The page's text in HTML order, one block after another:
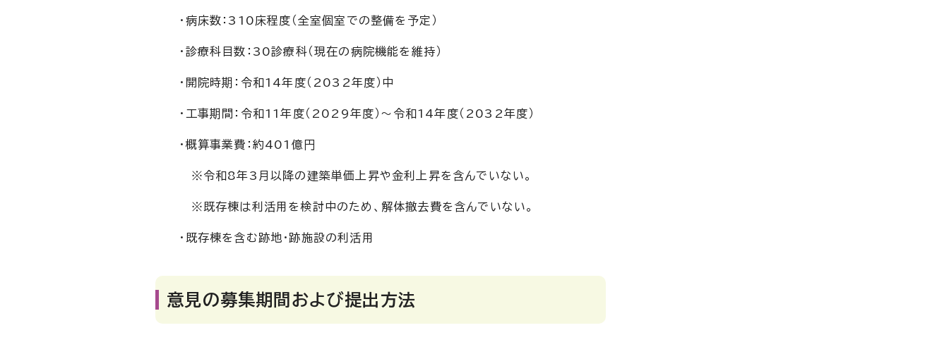
・病床数：310床程度（全室個室での整備を予定）
・診療科目数：30診療科（現在の病院機能を維持）
・開院時期：令和14年度（2032年度）中
・工事期間：令和11年度（2029年度）～令和14年度（2032年度）
・概算事業費：約401億円
※令和8年3月以降の建築単価上昇や金利上昇を含んでいない。
※既存棟は利活用を検討中のため、解体撤去費を含んでいない。
・既存棟を含む跡地・跡施設の利活用
意見の募集期間および提出方法